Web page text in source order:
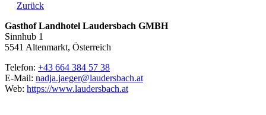
Zurück
Gasthof Landhotel Laudersbach GMBH
Sinnhub 1
5541 Altenmarkt, Österreich
Telefon: +43 664 384 57 38
E-Mail: nadja.jaeger@laudersbach.at
Web: https://www.laudersbach.at